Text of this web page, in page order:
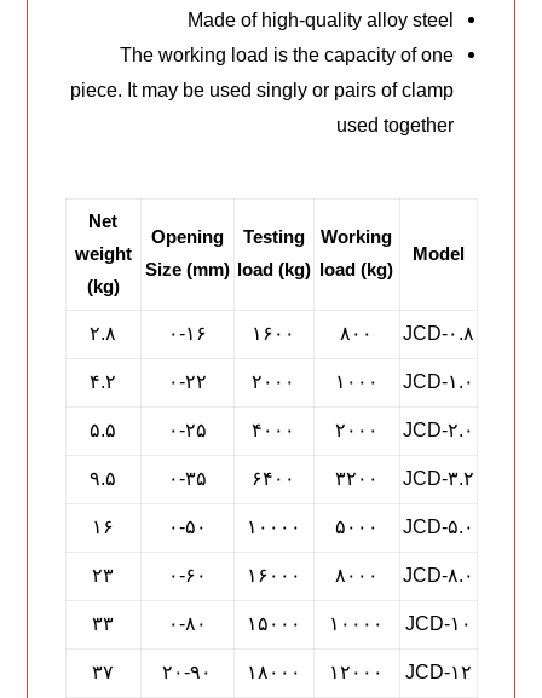
Made of high-quality alloy steel
The working load is the capacity of one
piece. It may be used singly or pairs of clamp
used together
Model
Working
load (kg)
Testing
load (kg)
Opening
Size (mm)
Net
weight
(kg)
JCD-۰.۸ ۸۰۰ ۱۶۰۰ ۰-۱۶ ۲.۸
JCD-۱.۰ ۱۰۰۰ ۲۰۰۰ ۰-۲۲ ۴.۲
JCD-۲.۰ ۲۰۰۰ ۴۰۰۰ ۰-۲۵ ۵.۵
JCD-۳.۲ ۳۲۰۰ ۶۴۰۰ ۰-۳۵ ۹.۵
JCD-۵.۰ ۵۰۰۰ ۱۰۰۰۰ ۰-۵۰ ۱۶
JCD-۸.۰ ۸۰۰۰ ۱۶۰۰۰ ۰-۶۰ ۲۳
JCD-۱۰ ۱۰۰۰۰ ۱۵۰۰۰ ۰-۸۰ ۳۳
JCD-۱۲ ۱۲۰۰۰ ۱۸۰۰۰ ۲۰-۹۰ ۳۷